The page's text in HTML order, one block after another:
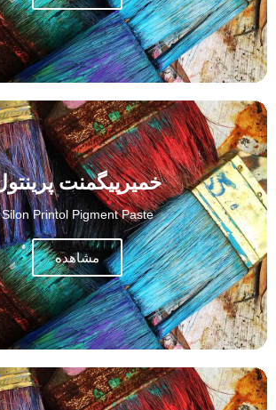
خمیرپیگمنت پرینتول
Silon Printol Pigment Paste
مشاهده